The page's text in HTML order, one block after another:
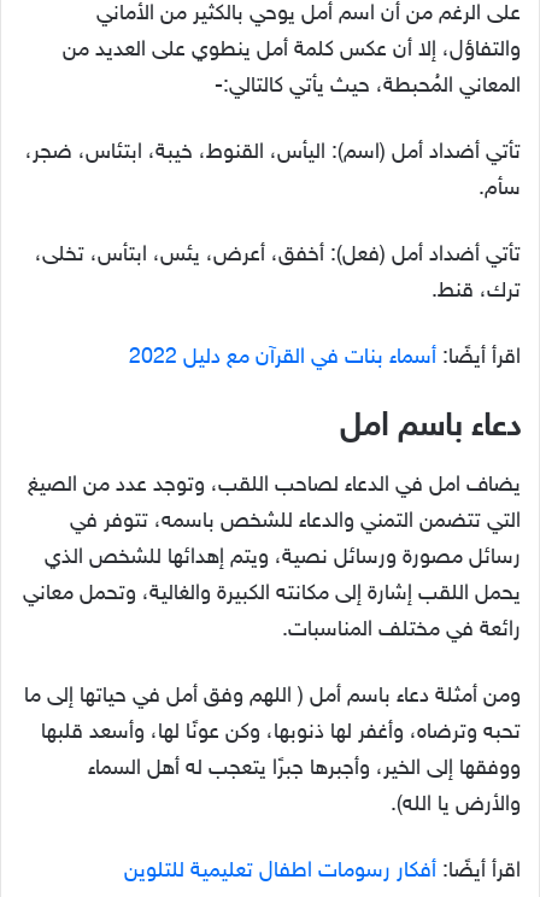
على الرغم من أن اسم أمل يوحي بالكثير من الأماني
والتفاؤل، إلا أن عكس كلمة أمل ينطوي على العديد من
المعاني المُحبطة، حيث يأتي كالتالي:-
تأتي أضداد أمل (اسم): اليأس، القنوط، خيبة، ابتئاس، ضجر،
سأم.
تأتي أضداد أمل (فعل): أخفق، أعرض، يئس، ابتأس، تخلى،
ترك، قنط.
اقرأ أيضًا: أسماء بنات في القرآن مع دليل 2022
دعاء باسم امل
يضاف امل في الدعاء لصاحب اللقب، وتوجد عدد من الصيغ
التي تتضمن التمني والدعاء للشخص باسمه، تتوفر في
رسائل مصورة ورسائل نصية، ويتم إهدائها للشخص الذي
يحمل اللقب إشارة إلى مكانته الكبيرة والغالية، وتحمل معاني
رائعة في مختلف المناسبات.
ومن أمثلة دعاء باسم أمل ( اللهم وفق أمل في حياتها إلى ما
تحبه وترضاه، وأغفر لها ذنوبها، وكن عونًا لها، وأسعد قلبها
ووفقها إلى الخير، وأجبرها جبرًا يتعجب له أهل السماء
والأرض يا الله).
اقرأ أيضًا: أفكار رسومات اطفال تعليمية للتلوين